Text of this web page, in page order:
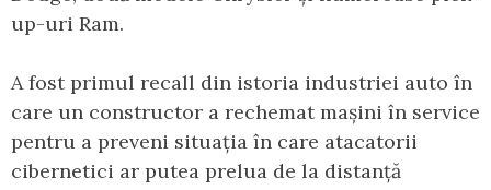
up-uri Ram.
A fost primul recall din istoria industriei auto în
care un constructor a rechemat mașini în service
pentru a preveni situația în care atacatorii
cibernetici ar putea prelua de la distanță